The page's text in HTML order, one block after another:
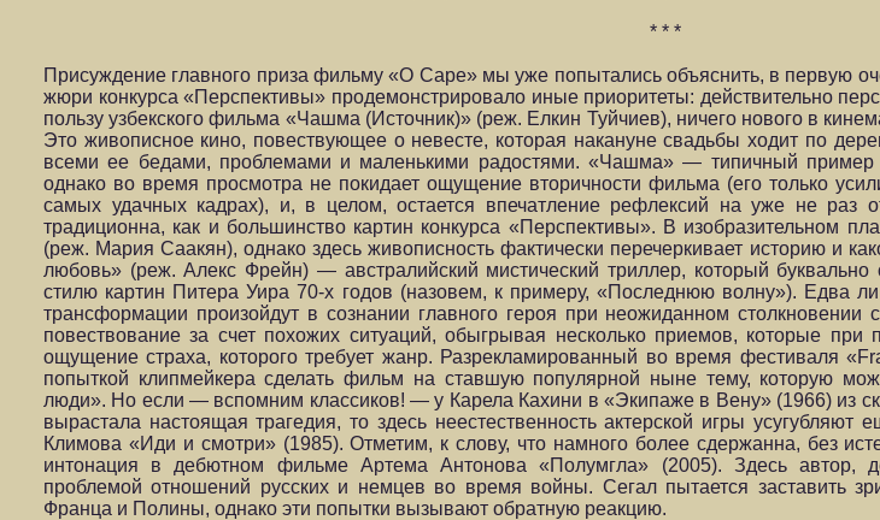
* * *
Присуждение главного приза фильму «О Саре» мы уже попытались объяснить, в первую
жюри конкурса «Перспективы» продемонстрировало иные приоритеты: действительно
пользу узбекского фильма «Чашма (Источник)» (реж. Елкин Туйчиев), ничего нового в
Это живописное кино, повествующее о невесте, которая накануне свадьбы ходит по
всеми ее бедами, проблемами и маленькими радостями. «Чашма» — типичный пример
однако во время просмотра не покидает ощущение вторичности фильма (его только
самых удачных кадрах), и, в целом, остается впечатление рефлексий на уже не раз
традиционна, как и большинство картин конкурса «Перспективы». В изобразительном
(реж. Мария Саакян), однако здесь живописность фактически перечеркивает историю и
любовь» (реж. Алекс Фрейн) — австралийский мистический триллер, который буквально
стилю картин Питера Уира 70-х годов (назовем, к примеру, «Последнюю волну»). Едва
трансформации произойдут в сознании главного героя при неожиданном
повествование за счет похожих ситуаций, обыгрывая несколько приемов, которые при
ощущение страха, которого требует жанр. Разрекламированный во время фестиваля
попыткой клипмейкера сделать фильм на ставшую популярной ныне тему, которую
люди». Но если — вспомним классиков! — у Карела Кахини в «Экипаже в Вену» (1966) из
вырастала настоящая трагедия, то здесь неестественность актерской игры
Климова «Иди и смотри» (1985). Отметим, к слову, что намного более сдержанна, без
интонация в дебютном фильме Артема Антонова «Полумгла» (2005). Здесь автор,
проблемой отношений русских и немцев во время войны. Сегал пытается заставить
Франца и Полины, однако эти попытки вызывают обратную реакцию.